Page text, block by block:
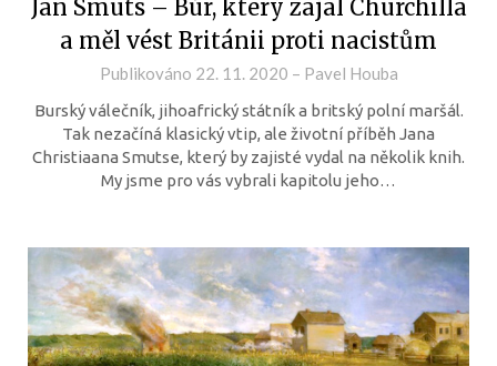
Jan Smuts – Búr, který zajal Churchilla
a měl vést Británii proti nacistům
Publikováno 22. 11. 2020 – Pavel Houba
Burský válečník, jihoafrický státník a britský polní maršál.
Tak nezačíná klasický vtip, ale životní příběh Jana
Christiaana Smutse, který by zajisté vydal na několik knih.
My jsme pro vás vybrali kapitolu jeho…